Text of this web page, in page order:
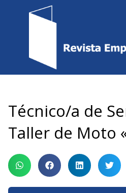
Técnico/a de
Taller de Moto